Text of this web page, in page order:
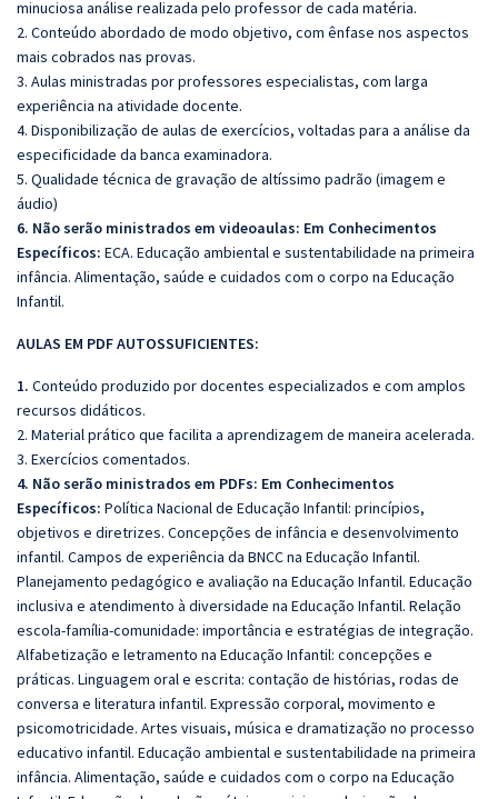
minuciosa análise realizada pelo professor de cada matéria.
2. Conteúdo abordado de modo objetivo, com ênfase nos aspectos
mais cobrados nas provas.
3. Aulas ministradas por professores especialistas, com larga
experiência na atividade docente.
4. Disponibilização de aulas de exercícios, voltadas para a análise da
especificidade da banca examinadora.
5. Qualidade técnica de gravação de altíssimo padrão (imagem e
áudio)
6. Não serão ministrados em videoaulas: Em Conhecimentos
Específicos: ECA. Educação ambiental e sustentabilidade na primeira
infância. Alimentação, saúde e cuidados com o corpo na Educação
Infantil.
AULAS EM PDF AUTOSSUFICIENTES:
1. Conteúdo produzido por docentes especializados e com amplos
recursos didáticos.
2. Material prático que facilita a aprendizagem de maneira acelerada.
3. Exercícios comentados.
4. Não serão ministrados em PDFs: Em Conhecimentos
Específicos: Política Nacional de Educação Infantil: princípios,
objetivos e diretrizes. Concepções de infância e desenvolvimento
infantil. Campos de experiência da BNCC na Educação Infantil.
Planejamento pedagógico e avaliação na Educação Infantil. Educação
inclusiva e atendimento à diversidade na Educação Infantil. Relação
escola-família-comunidade: importância e estratégias de integração.
Alfabetização e letramento na Educação Infantil: concepções e
práticas. Linguagem oral e escrita: contação de histórias, rodas de
conversa e literatura infantil. Expressão corporal, movimento e
psicomotricidade. Artes visuais, música e dramatização no processo
educativo infantil. Educação ambiental e sustentabilidade na primeira
infância. Alimentação, saúde e cuidados com o corpo na Educação